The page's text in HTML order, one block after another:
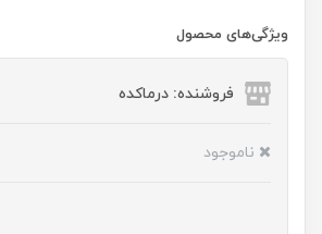
ویژگی‌های محصول
فروشنده: درماکده
ناموجود